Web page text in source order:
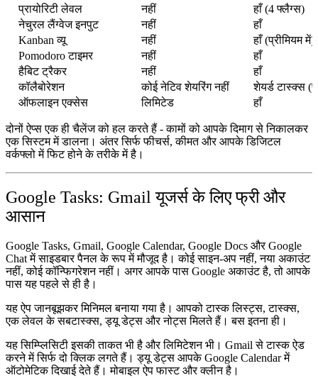
प्रायोरिटी लेवल
नहीं
हाँ (4 फ्लैग्स)
नेचुरल लैंग्वेज इनपुट
नहीं
हाँ
Kanban व्यू
नहीं
हाँ (प्रीमियम में)
Pomodoro टाइमर
नहीं
हाँ
हैबिट ट्रैकर
नहीं
हाँ
कॉलैबोरेशन
कोई नेटिव शेयरिंग नहीं
शेयर्ड टास्क्स
ऑफलाइन एक्सेस
लिमिटेड हाँ
दोनों ऐप्स एक ही चैलेंज को हल करते हैं - कामों को आपके दिमाग से निकालकर
एक सिस्टम में डालना। अंतर सिर्फ फीचर्स, कीमत और आपके डिजिटल
वर्कफ्लो में फिट होने के तरीके में है।
Google Tasks: Gmail यूजर्स के लिए फ्री और
आसान
Google Tasks, Gmail, Google Calendar, Google Docs और Google
Chat में साइडबार पैनल के रूप में मौजूद है। कोई साइन-अप नहीं, नया अकाउंट
नहीं, कोई कॉन्फिगरेशन नहीं। अगर आपके पास Google अकाउंट है, तो आपके
पास यह पहले से ही है।
यह ऐप जानबूझकर मिनिमल बनाया गया है। आपको टास्क लिस्ट्स, टास्क्स,
एक लेवल के सबटास्क्स, ड्यू डेट्स और नोट्स मिलते हैं। बस इतना ही।
यह सिम्प्लिसिटी इसकी ताकत भी है और लिमिटेशन भी। Gmail से टास्क ऐड
करने में सिर्फ दो क्लिक लगते हैं। ड्यू डेट्स आपके Google Calendar में
ऑटोमेटिक दिखाई देते हैं। मोबाइल ऐप फास्ट और क्लीन है।